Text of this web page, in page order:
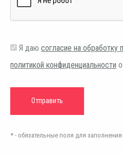
Я даю согласие на обработку
политикой конфиденциальности
* - обязательные поля для заполнения